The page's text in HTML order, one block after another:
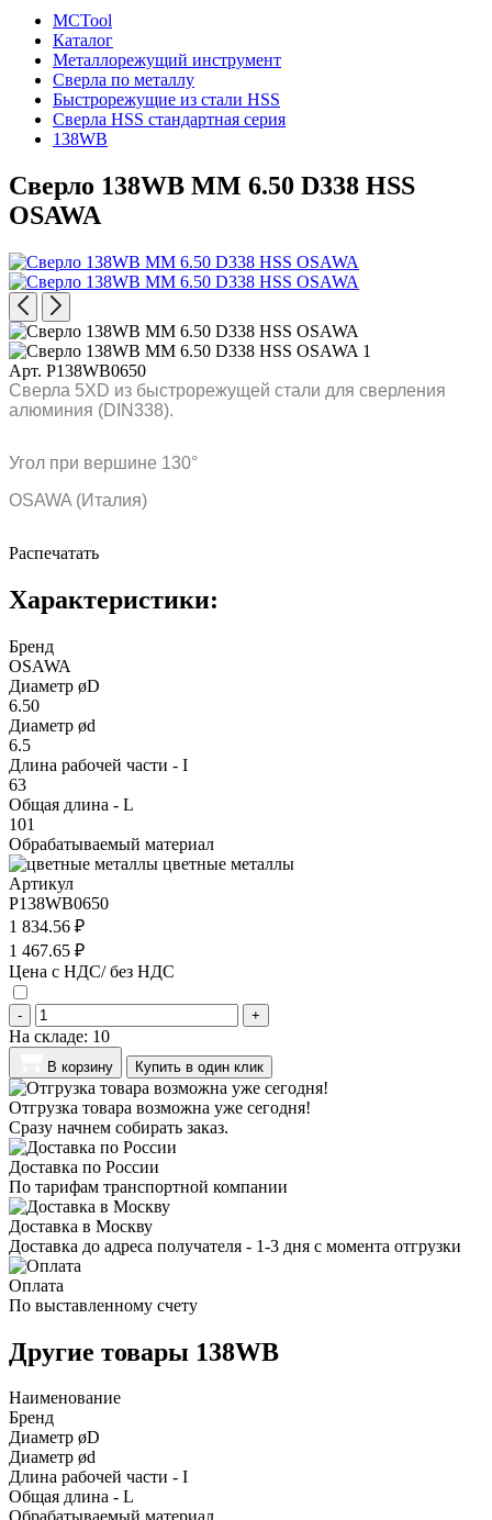
MCTool
Каталог
Металлорежущий инструмент
Сверла по металлу
Быстрорежущие из стали HSS
Сверла HSS стандартная серия
138WB
Сверло 138WB MM 6.50 D338 HSS
OSAWA
Арт. P138WB0650
Сверла 5XD из быстрорежущей стали для сверления
алюминия (DIN338).
Угол при вершине 130°
OSAWA (Италия)
Распечатать
Характеристики:
Бренд
OSAWA
Диаметр øD
6.50
Диаметр ød
6.5
Длина рабочей части - I
63
Общая длина - L
101
Обрабатываемый материал
цветные металлы
Артикул
P138WB0650
1 834.56 ₽
1 467.65 ₽
Цена с НДС/ без НДС
- +
На складе: 10
В корзину Купить в один клик
Отгрузка товара возможна уже сегодня!
Сразу начнем собирать заказ.
Доставка по России
По тарифам транспортной компании
Доставка в Москву
Доставка до адреса получателя - 1-3 дня с момента отгрузки
Оплата
По выставленному счету
Другие товары 138WB
Наименование
Бренд
Диаметр øD
Диаметр ød
Длина рабочей части - I
Общая длина - L